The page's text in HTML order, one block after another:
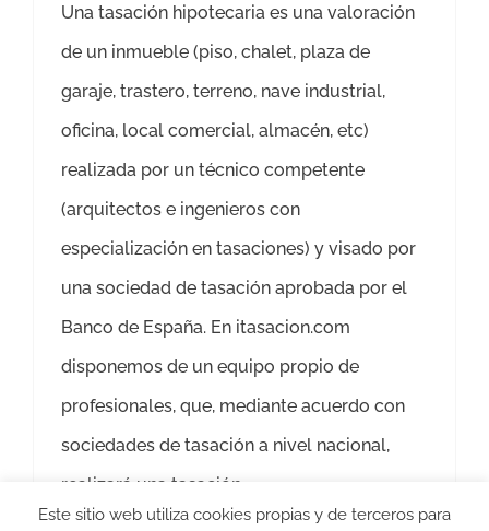
Una tasación hipotecaria es una valoración
de un inmueble (piso, chalet, plaza de
garaje, trastero, terreno, nave industrial,
oficina, local comercial, almacén, etc)
realizada por un técnico competente
(arquitectos e ingenieros con
especialización en tasaciones) y visado por
una sociedad de tasación aprobada por el
Banco de España. En itasacion.com
disponemos de un equipo propio de
profesionales, que, mediante acuerdo con
sociedades de tasación a nivel nacional,
realizará una tasación
Este sitio web utiliza cookies propias y de terceros para